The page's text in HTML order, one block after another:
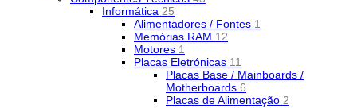
Informática 25
Alimentadores / Fontes 1
Memórias RAM 12
Motores 1
Placas Eletrónicas 11
Placas Base / Mainboards /
Motherboards 6
Placas de Alimentação 2